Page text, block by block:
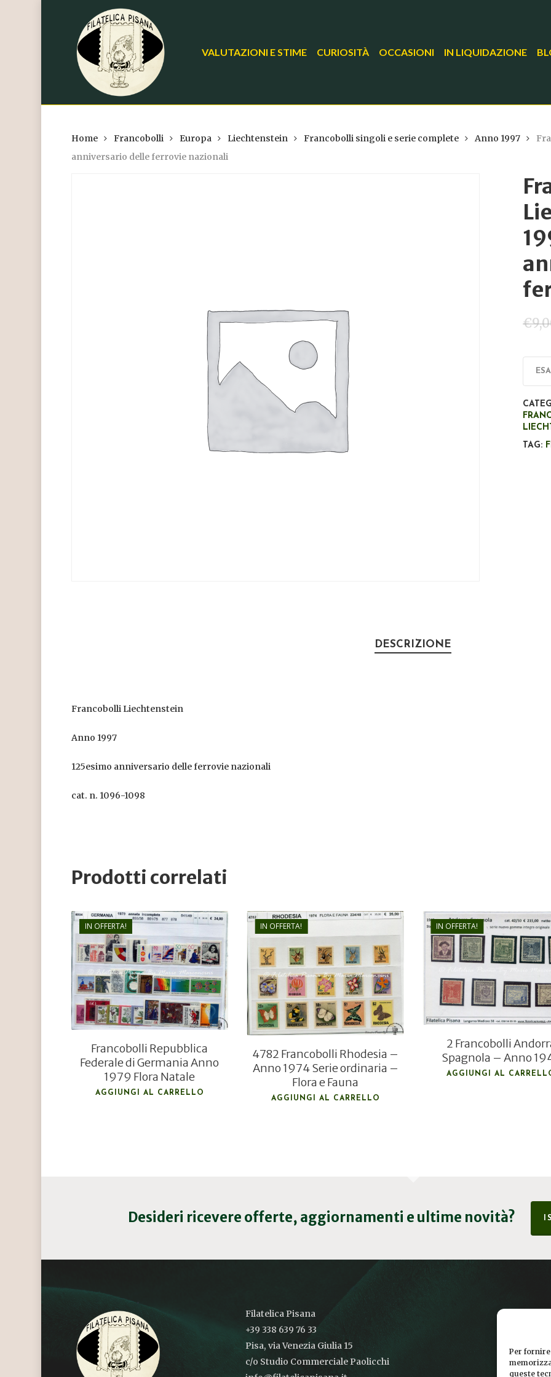
Per
queste
VALUTAZIONI E STIME CURIOSITÀ OCCASIONI IN LIQUIDAZIONE
Home Francobolli Europa Liechtenstein Francobolli singoli e serie complete Anno 1997
anniversario delle ferrovie nazionali
€
TAG:
DESCRIZIONE
Francobolli Liechtenstein
Anno 1997
125esimo anniversario delle ferrovie nazionali
cat. n. 1096-1098
Prodotti correlati
IN OFFERTA!
€24,00
€15,00
Francobolli Repubblica
Federale di Germania Anno
1979 Flora Natale
AGGIUNGI AL CARRELLO
IN OFFERTA!
26,00
€18,00
4782 Francobolli Rhodesia –
Anno 1974 Serie ordinaria –
Flora e Fauna
AGGIUNGI AL CARRELLO
IN OFFERTA!
€ 130,00
€ 90,00
2 Francobolli
Spagnola – Anno
AGGIUNGI AL
Desideri ricevere offerte, aggiornamenti e ultime novità?
Filatelica Pisana
+39 338 639 76 33
Pisa, via Venezia Giulia 15
c/o Studio Commerciale Paolicchi